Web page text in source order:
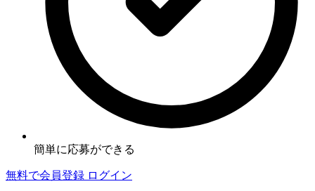
簡単に応募ができる
無料で会員登録 ログイン